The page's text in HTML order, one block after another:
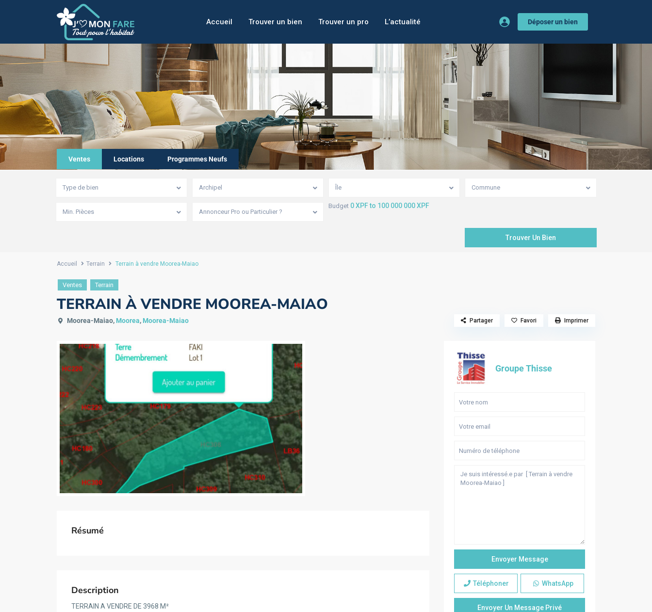
Accueil Trouver un bien Trouver un pro L’actualité Déposer un bien
Ventes Locations Programmes Neufs
Type de bien Archipel Île Commune
Min. Pièces Annonceur Pro ou Particulier ?
Budget 0 XPF to 100 000 000 XPF
Accueil Terrain Terrain à vendre Moorea-Maiao
Ventes Terrain
TERRAIN À VENDRE MOOREA-MAIAO
Moorea-Maiao, Moorea, Moorea-Maiao Partager Favori Imprimer
Résumé
Description
TERRAIN A VENDRE DE 3968 M²
Groupe Thisse
Téléphoner WhatsApp